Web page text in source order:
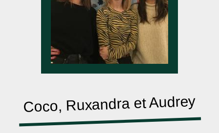
Coco, Ruxandra et Audrey